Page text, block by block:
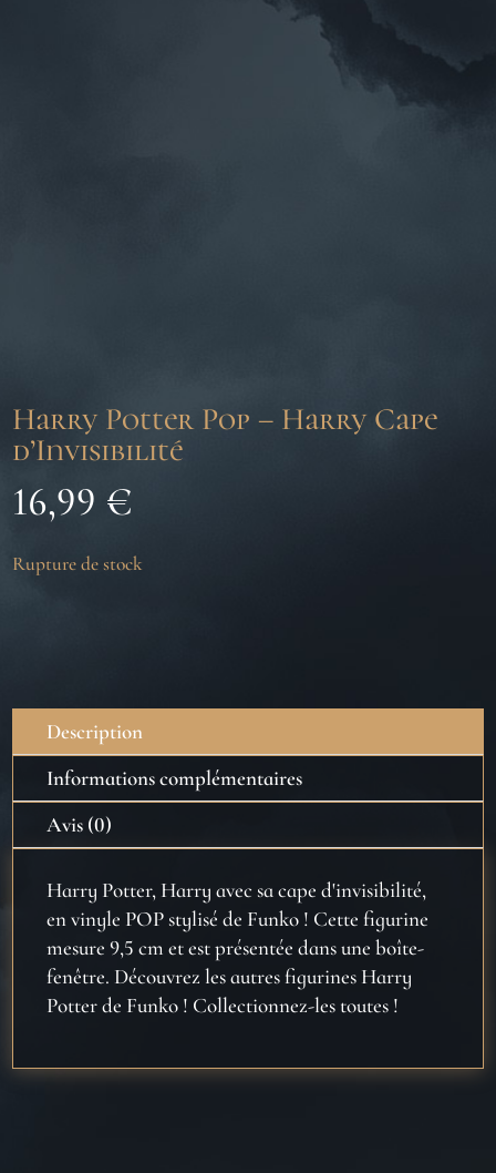
Harry Potter Pop – Harry Cape
d’Invisibilité
16,99 €
Rupture de stock
Description
Informations complémentaires
Avis (0)
Harry Potter, Harry avec sa cape d'invisibilité,
en vinyle POP stylisé de Funko ! Cette figurine
mesure 9,5 cm et est présentée dans une boîte-
fenêtre. Découvrez les autres figurines Harry
Potter de Funko ! Collectionnez-les toutes !